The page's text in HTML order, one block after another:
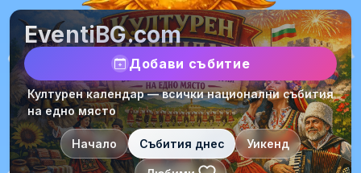
EventiBG.com
Добави събитие
Културен календар — всички национални събития
на едно място
Начало Събития днес Уикенд